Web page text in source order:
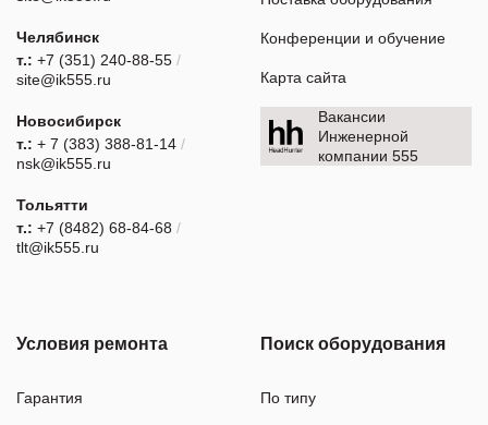
Челябинск
т.: +7 (351) 240-88-55 /
site@ik555.ru
Новосибирск
т.: + 7 (383) 388-81-14 /
nsk@ik555.ru
Тольятти
т.: +7 (8482) 68-84-68 /
tlt@ik555.ru
Конференции и обучение
Карта сайта
Вакансии
Инженерной
компании 555
Условия ремонта
Гарантия
Поиск оборудования
По типу